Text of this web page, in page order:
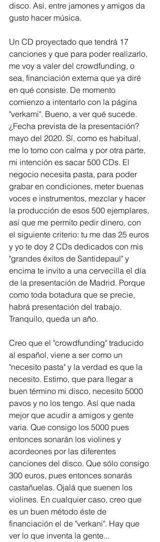
disco. Así, entre jamones y amigos da
gusto hacer música.
Un CD proyectado que tendrá 17
canciones y que para poder realizarlo,
me voy a valer del crowdfunding, o
sea, financiación externa que ya diré
en qué consiste. De momento
comienzo a intentarlo con la página
"verkami". Bueno, a ver qué sucede.
¿Fecha prevista de la presentación?
mayo del 2020. Sí, como es habitual,
me lo tomo con calma y por otra parte,
mi intención es sacar 500 CDs. El
negocio necesita pasta, para poder
grabar en condiciones, meter buenas
voces e instrumentos, mezclar y hacer
la producción de esos 500 ejemplares,
así que me permito pedir dinero, con
el siguiente criterio: tu me das 25 euros
y yo te doy 2 CDs dedicados con mis
"grandes éxitos de Santidepaul" y
encima te invito a una cervecilla el día
de la presentación de Madrid. Porque
como toda botadura que se precie,
habrá presentación del trabajo.
Tranquilo, queda un año.
Creo que el "crowdfunding" traducido
al español, viene a ser como un
"necesito pasta" y la verdad es que la
necesito. Estimo, que para llegar a
buen término mi disco, necesito 5000
pavos y no los tengo. Así que nada
mejor que acudir a amigos y gente
varia. Que consigo los 5000 pues
entonces sonarán los violines y
acordeones por las diferentes
canciones del disco. Que sólo consigo
300 euros, pues entonces sonarás
castañuelas. Ojalá que suenen los
violines. En cualquier caso, creo que
es un buen método éste de
financiación el de "verkani". Hay que
ver lo que inventa la gente...